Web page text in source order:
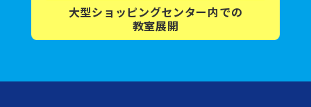
大型ショッピングセンター内での
教室展開